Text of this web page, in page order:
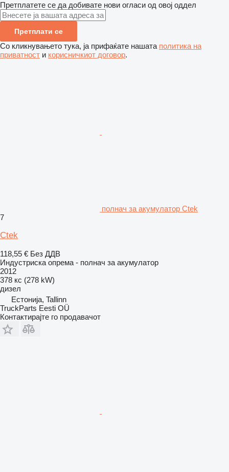
Претплатете се да добивате нови огласи од овој оддел
Претплати се
Со кликнувањето тука, ја прифаќате нашата политика на
приватност и корисничкиот договор.
полнач за акумулатор Ctek
7
Ctek
118,55 € Без ДДВ
Индустриска опрема - полнач за акумулатор
2012
378 кс (278 kW)
дизел
Естонија, Tallinn
TruckParts Eesti OÜ
Контактирајте го продавачот